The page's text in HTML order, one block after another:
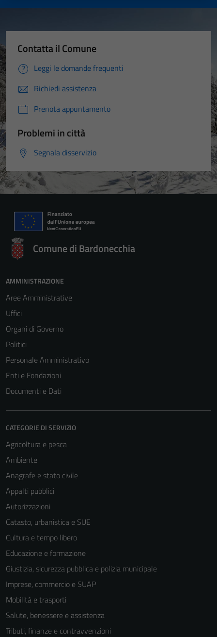
Contatta il Comune
Leggi le domande frequenti
Richiedi assistenza
Prenota appuntamento
Problemi in città
Segnala disservizio
Comune di Bardonecchia
AMMINISTRAZIONE
Aree Amministrative
Uffici
Organi di Governo
Politici
Personale Amministrativo
Enti e Fondazioni
Documenti e Dati
CATEGORIE DI SERVIZIO
Agricoltura e pesca
Ambiente
Anagrafe e stato civile
Appalti pubblici
Autorizzazioni
Catasto, urbanistica e SUE
Cultura e tempo libero
Educazione e formazione
Giustizia, sicurezza pubblica e polizia municipale
Imprese, commercio e SUAP
Mobilità e trasporti
Salute, benessere e assistenza
Tributi, finanze e contravvenzioni